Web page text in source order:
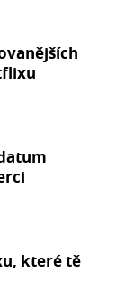
které tě